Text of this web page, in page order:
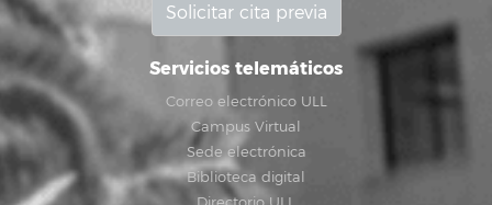
Solicitar cita previa
Servicios telemáticos
Correo electrónico ULL
Campus Virtual
Sede electrónica
Biblioteca digital